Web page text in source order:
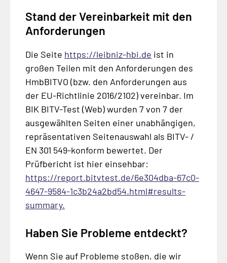
Stand der Vereinbarkeit mit den
Anforderungen
Die Seite https://leibniz-hbi.de ist in
großen Teilen mit den Anforderungen des
HmbBITVO (bzw. den Anforderungen aus
der EU-Richtlinie 2016/2102) vereinbar. Im
BIK BITV-Test (Web)wurden 7 von 7 der
ausgewählten Seiten einer unabhängigen,
repräsentativen Seitenauswahl als BITV- /
EN 301 549-konform bewertet. Der
Prüfbericht ist hier einsehbar:
https://report.bitvtest.de/6e304dba-67c0-
4647-9584-1c3b24a2bd54.html#results-
summary.
Haben Sie Probleme entdeckt?
Wenn Sie auf Probleme stoßen, die wir